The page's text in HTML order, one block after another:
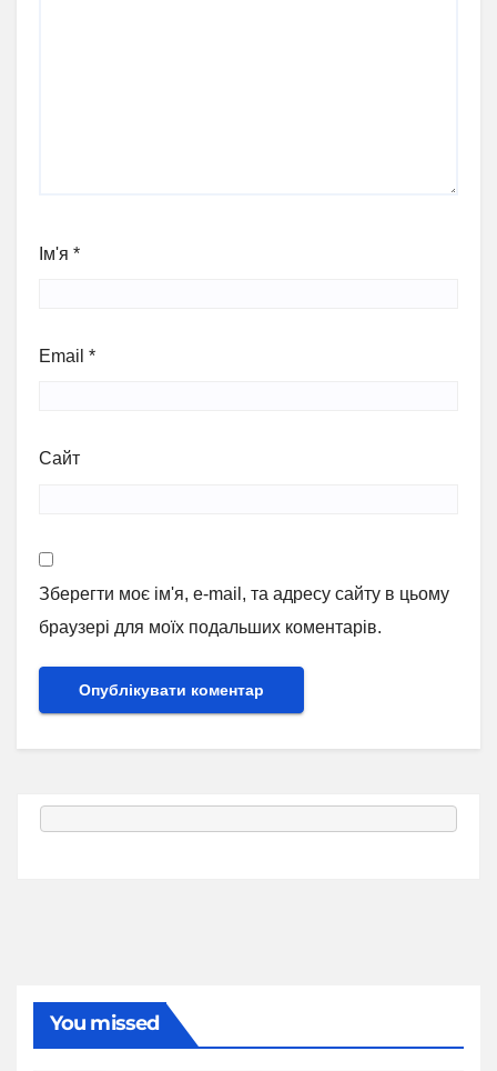
Ім'я *
Email *
Сайт
Зберегти моє ім'я, e-mail, та адресу сайту в цьому
браузері для моїх подальших коментарів.
You missed